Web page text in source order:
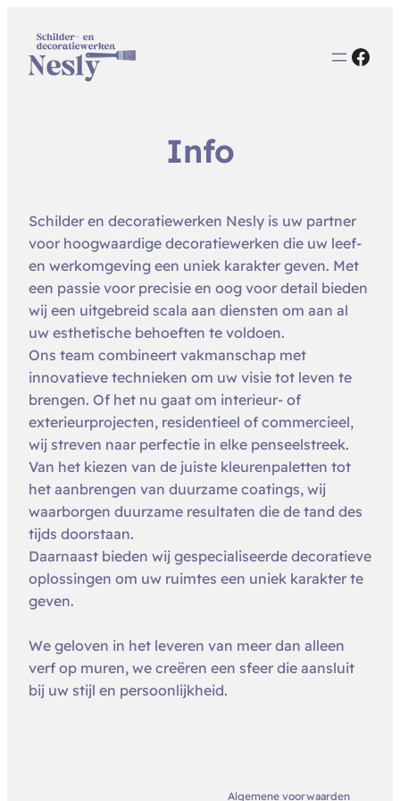
Info
Schilder en decoratiewerken Nesly is uw partner
voor hoogwaardige decoratiewerken die uw leef-
en werkomgeving een uniek karakter geven. Met
een passie voor precisie en oog voor detail bieden
wij een uitgebreid scala aan diensten om aan al
uw esthetische behoeften te voldoen.
Ons team combineert vakmanschap met
innovatieve technieken om uw visie tot leven te
brengen. Of het nu gaat om interieur- of
exterieurprojecten, residentieel of commercieel,
wij streven naar perfectie in elke penseelstreek.
Van het kiezen van de juiste kleurenpaletten tot
het aanbrengen van duurzame coatings, wij
waarborgen duurzame resultaten die de tand des
tijds doorstaan.
Daarnaast bieden wij gespecialiseerde decoratieve
oplossingen om uw ruimtes een uniek karakter te
geven.
We geloven in het leveren van meer dan alleen
verf op muren, we creëren een sfeer die aansluit
bij uw stijl en persoonlijkheid.
Algemene voorwaarden